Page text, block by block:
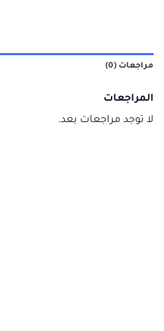
مراجعات (0)
المراجعات
لا توجد مراجعات بعد.